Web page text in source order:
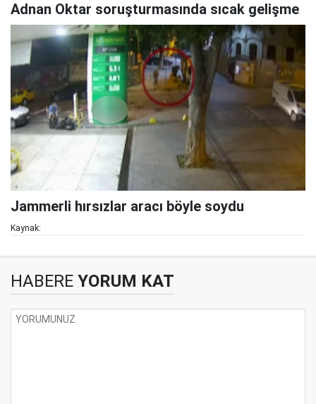
Adnan Oktar soruşturmasında sıcak gelişme
Jammerli hırsızlar aracı böyle soydu
Kaynak:
HABERE YORUM KAT